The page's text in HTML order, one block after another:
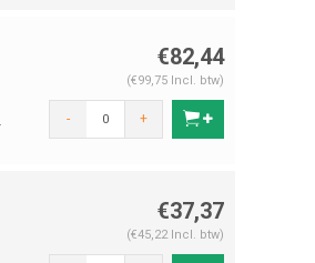
€82,44
(€99,75 Incl. btw)
- +
€37,37
(€45,22 Incl. btw)